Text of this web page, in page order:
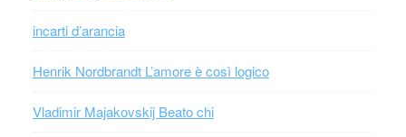
incarti d’arancia
Henrik Nordbrandt L’amore è così logico
Vladimir Majakovskij Beato chi